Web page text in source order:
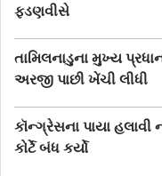
ફડણવીસે
તામિલનાડુના મુખ્ય
અરજી પાછી ખેંચી લીધી
કૉન્ગ્રેસના પાયા હલાવી
કોર્ટે બંધ કર્યો